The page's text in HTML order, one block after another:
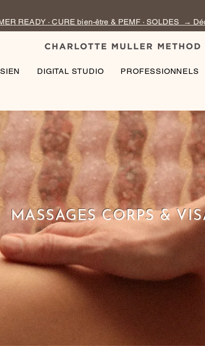
READY · CURE bien-être & PEMF · SOLDES →
DIGITAL STUDIO PROFESSIONNELS
MASSAGES CORPS &